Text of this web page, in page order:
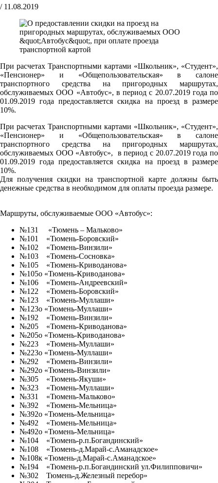
/ 11.08.2019
При расчетах Транспортными картами «Школьник», «Студент»,
«Пенсионер» и «Общепользовательская» в салоне
транспортного средства на пригородных маршрутах,
обслуживаемых ООО «Автобус», в период с 20.07.2019 года по
01.09.2019 года предоставляется скидка на проезд в размере
10%.
При расчетах Транспортными картами «Школьник», «Студент»,
«Пенсионер» и «Общепользовательская» в салоне
транспортного средства на пригородных маршрутах,
обслуживаемых ООО «Автобус», в период с 20.07.2019 года по
01.09.2019 года предоставляется скидка на проезд в размере
10%.
Для получения скидки на транспортной карте должны быть
денежные средства в необходимом для оплаты проезда размере.
Маршруты, обслуживаемые ООО «Автобус»:
№131 «Тюмень – Мальково»
№101 «Тюмень-Боровский»
№102 «Тюмень-Винзили»
№103 «Тюмень-Сосновка»
№105 «Тюмень-Криводанова»
№105о «Тюмень-Криводанова»
№106 «Тюмень-Андреевский»
№122 «Тюмень-Боровский»
№123 «Тюмень-Муллаши»
№123о «Тюмень-Муллаши»
№192 «Тюмень-Винзили»
№205 «Тюмень-Криводанова»
№205о «Тюмень-Криводанова»
№223 «Тюмень-Муллаши»
№223о «Тюмень-Муллаши»
№292 «Тюмень-Винзили»
№292о «Тюмень-Винзили»
№305 «Тюмень-Якуши»
№323 «Тюмень-Муллаши»
№331 «Тюмень-Мальково»
№392 «Тюмень-Мельница»
№392о «Тюмень-Мельница»
№492 «Тюмень-Мельница»
№492о «Тюмень-Мельница»
№104 «Тюмень-р.п.Богандинский»
№108 «Тюмень-д.Марай-с.Аманадское»
№108к «Тюмень-д.Марай-с.Аманадское»
№194 «Тюмень-р.п.Богандинский ул.Филипповичи»
№302 Тюмень-д.Железный перебор»